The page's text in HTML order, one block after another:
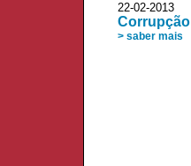
22-02-2013
> saber mais